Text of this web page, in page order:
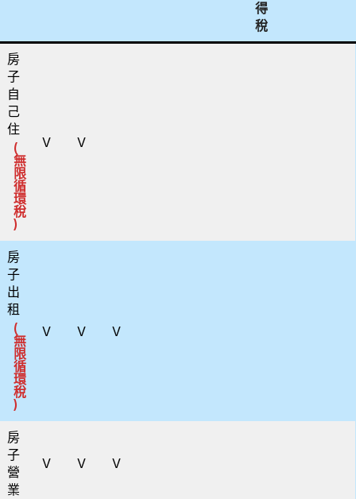
得
稅
房
子
自
己
住
(
無
限
循
環
稅
)
V V
房
子
出
租
(
無
限
循
環
稅
)
V V V
房
子
營
業
V V V